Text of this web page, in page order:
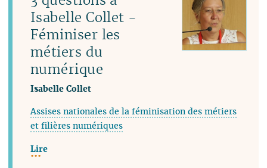
Isabelle Collet -
Féminiser les
métiers du
numérique
Isabelle Collet
Assises nationales de la féminisation des métiers
et filières numériques
Lire